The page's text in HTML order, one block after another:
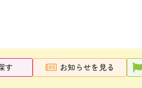
す お知らせを見る